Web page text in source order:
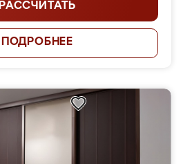
РАССЧИТАТЬ
ПОДРОБНЕЕ